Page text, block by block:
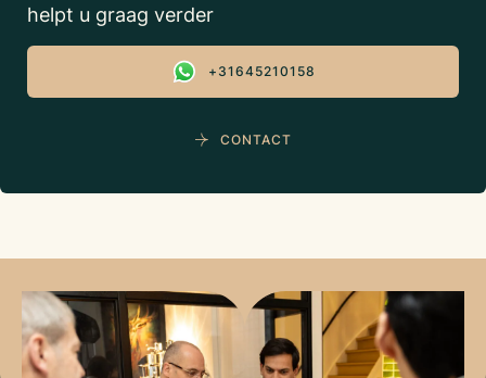
helpt u graag verder
+31645210158
CONTACT